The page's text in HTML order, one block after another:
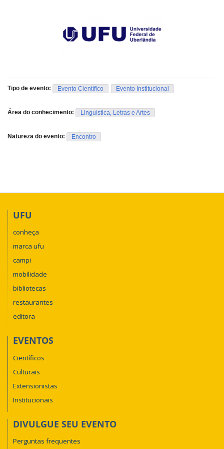
Tipo de evento: Evento Científico Evento Institucional
Área do conhecimento: Linguística, Letras e Artes
Natureza do evento: Encontro
UFU
conheça
marca ufu
campi
mobilidade
bibliotecas
restaurantes
editora
EVENTOS
Científicos
Culturais
Extensionistas
Institucionais
DIVULGUE SEU EVENTO
Perguntas frequentes